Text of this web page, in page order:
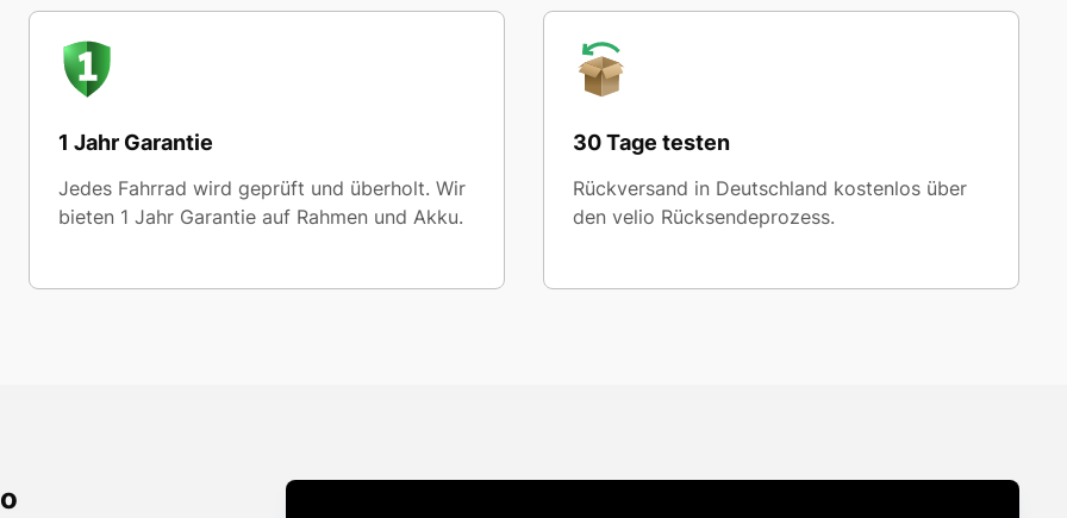
1 Jahr Garantie
Jedes Fahrrad wird geprüft und überholt. Wir
bieten 1 Jahr Garantie auf Rahmen und Akku.
30 Tage testen
Rückversand in Deutschland kostenlos über
den velio Rücksendeprozess.